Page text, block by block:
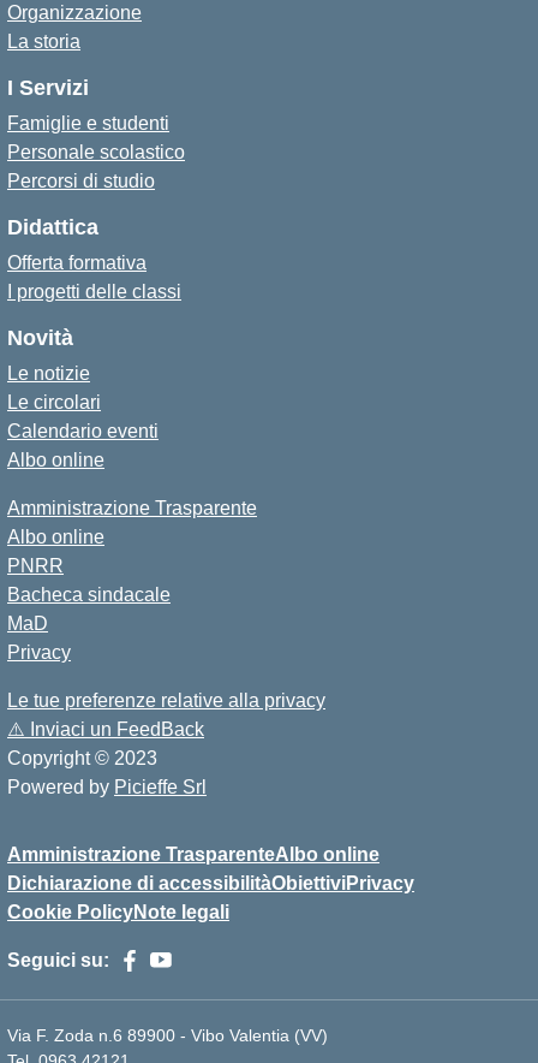
Organizzazione
La storia
I Servizi
Famiglie e studenti
Personale scolastico
Percorsi di studio
Didattica
Offerta formativa
I progetti delle classi
Novità
Le notizie
Le circolari
Calendario eventi
Albo online
Amministrazione Trasparente
Albo online
PNRR
Bacheca sindacale
MaD
Privacy
Le tue preferenze relative alla privacy
⚠️ Inviaci un FeedBack
Copyright © 2023
Powered by Picieffe Srl
Amministrazione TrasparenteAlbo online
Dichiarazione di accessibilitàObiettiviPrivacy
Cookie PolicyNote legali
Seguici su:
Via F. Zoda n.6 89900 - Vibo Valentia (VV)